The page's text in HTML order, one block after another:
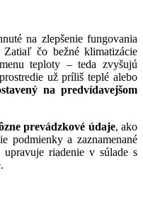
na zlepšenie fungovania
Zatiaľ čo bežné klimatizácie
teploty – teda zvyšujú
už príliš teplé alebo
na predvídavejšom
prevádzkové údaje, ako
podmienky a zaznamenané
riadenie v súlade s